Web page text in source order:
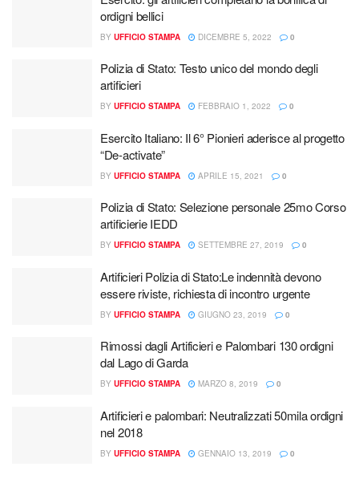
ordigni bellici
BY UFFICIO STAMPA DICEMBRE 5, 2022 0
Polizia di Stato: Testo unico del mondo degli
artificieri
BY UFFICIO STAMPA FEBBRAIO 1, 2022 0
Esercito Italiano: Il 6° Pionieri aderisce al progetto
“De-activate”
BY UFFICIO STAMPA APRILE 15, 2021 0
Polizia di Stato: Selezione personale 25mo Corso
artificierie IEDD
BY UFFICIO STAMPA SETTEMBRE 27, 2019 0
Artificieri Polizia di Stato:Le indennità devono
essere riviste, richiesta di incontro urgente
BY UFFICIO STAMPA GIUGNO 23, 2019 0
Rimossi dagli Artificieri e Palombari 130 ordigni
dal Lago di Garda
BY UFFICIO STAMPA MARZO 8, 2019 0
Artificieri e palombari: Neutralizzati 50mila ordigni
nel 2018
BY UFFICIO STAMPA GENNAIO 13, 2019 0